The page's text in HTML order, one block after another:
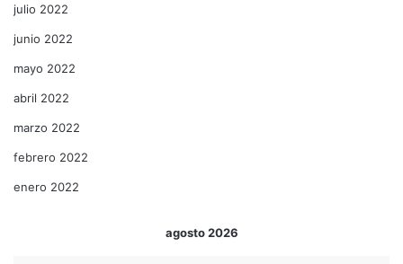
julio 2022
junio 2022
mayo 2022
abril 2022
marzo 2022
febrero 2022
enero 2022
agosto 2026